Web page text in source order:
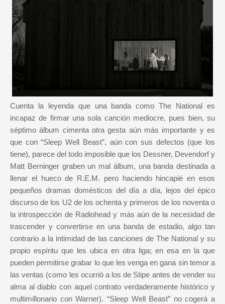
Cuenta la leyenda que una banda como The National es
incapaz de firmar una sola canción mediocre, pues bien, su
séptimo álbum cimenta otra gesta aún más importante y es
que con “Sleep Well Beast”, aún con sus defectos (que los
tiene), parece del todo imposible que los Dessner, Devendorf y
Matt Berninger graben un mal álbum, una banda destinada a
llenar el hueco de R.E.M. pero haciendo hincapié en esos
pequeños dramas domésticos del día a día, lejos del épico
discurso de los U2 de los ochenta y primeros de los noventa o
la introspección de Radiohead y más aún de la necesidad de
trascender y convertirse en una banda de estadio, algo tan
contrario a la intimidad de las canciones de The National y su
propio espíritu que les ubica en otra liga; en esa en la que
pueden permitirse grabar lo que les venga en gana sin temor a
las ventas (como les ocurrió a los de Stipe antes de vender su
alma al diablo con aquel contrato verdaderamente histórico y
multimillonario con Warner). “Sleep Well Beast” no cogerá a